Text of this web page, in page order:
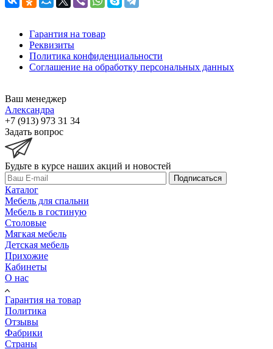
Гарантия на товар
Реквизиты
Политика конфиденциальности
Соглашение на обработку персональных данных
Ваш менеджер
Александра
+7 (913) 973 31 34
Задать вопрос
Будьте в курсе наших акций и новостей
Подписаться
Каталог
Мебель для спальни
Мебель в гостиную
Столовые
Мягкая мебель
Детская мебель
Прихожие
Кабинеты
О нас
Гарантия на товар
Политика
Отзывы
Фабрики
Страны